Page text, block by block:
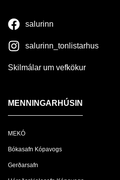
salurinn
salurinn_tonlistarhus
Skilmálar um vefkökur
MENNINGARHÚSIN
MEKÓ
Bókasafn Kópavogs
Gerðarsafn